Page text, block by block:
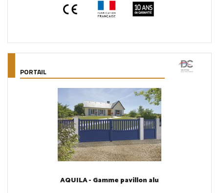
PORTAIL
AQUILA - Gamme pavillon alu